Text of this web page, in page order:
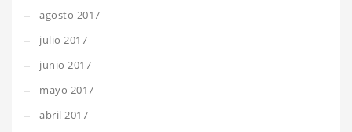
agosto 2017
julio 2017
junio 2017
mayo 2017
abril 2017